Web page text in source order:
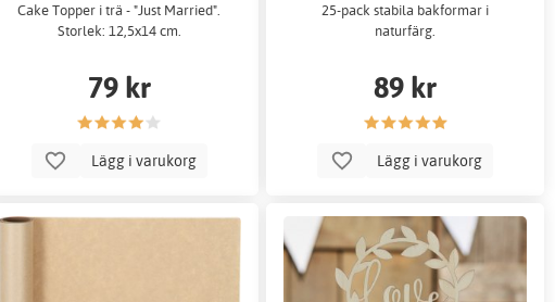
Cake Topper i trä - "Just Married".
Storlek: 12,5x14 cm.
79 kr
Lägg i varukorg
25-pack stabila bakformar i
naturfärg.
89 kr
Lägg i varukorg